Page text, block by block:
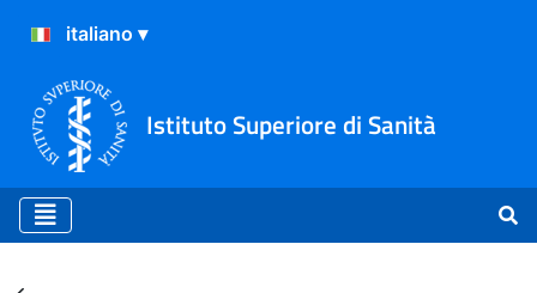
Istituto Superiore di Sanità